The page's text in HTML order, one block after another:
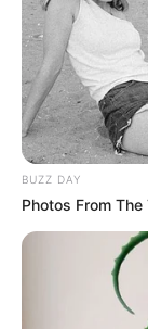
Tagi: Anakonda
Jack Black
BUZZ DAY
Photos From